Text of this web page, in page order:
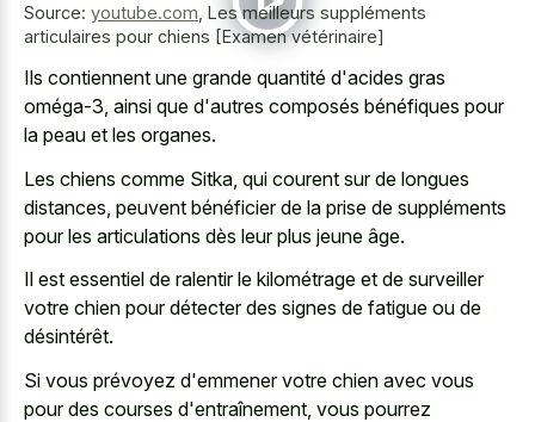
Source: youtube.com Les meilleurs suppléments
articulaires pour chiens [Examen vétérinaire]
Ils contiennent une grande quantité d'acides gras
oméga-3, ainsi que d'autres composés bénéfiques pour
la peau et les organes.
Les chiens comme Sitka, qui courent sur de longues
distances, peuvent bénéficier de la prise de suppléments
pour les articulations dès leur plus jeune âge.
Il est essentiel de ralentir le kilométrage et de surveiller
votre chien pour détecter des signes de fatigue ou de
désintérêt.
Si vous prévoyez d'emmener votre chien avec vous
pour des courses d'entraînement, vous pourrez